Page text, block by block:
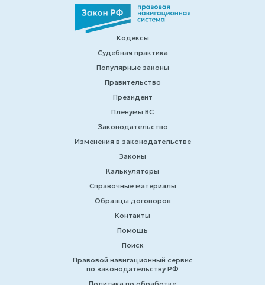
Кодексы
Судебная практика
Популярные законы
Правительство
Президент
Пленумы ВС
Законодательство
Изменения в законодательстве
Законы
Калькуляторы
Справочные материалы
Образцы договоров
Контакты
Помощь
Поиск
Правовой навигационный сервис
по законодательству РФ